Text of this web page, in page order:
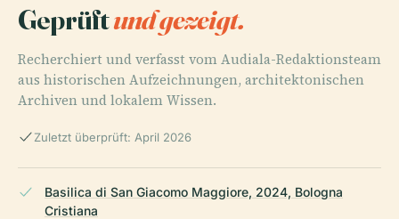
Geprüftund gezeigt.
Recherchiert und verfasst vom Audiala-Redaktionsteam
aus historischen Aufzeichnungen, architektonischen
Archiven und lokalem Wissen.
Zuletzt überprüft: April 2026
Basilica di San Giacomo Maggiore, 2024, Bologna
Cristiana